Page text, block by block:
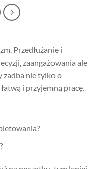
Przedłużanie i
zaangażowania ale
zadba nie tylko o
i przyjemną pracę.